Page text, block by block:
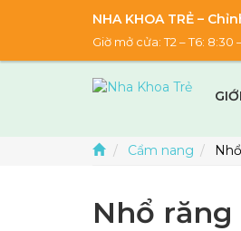
NHA KHOA TRẺ –
Giờ mở cửa: T2 – T6: 8:30
Cẩm nang
Nhổ